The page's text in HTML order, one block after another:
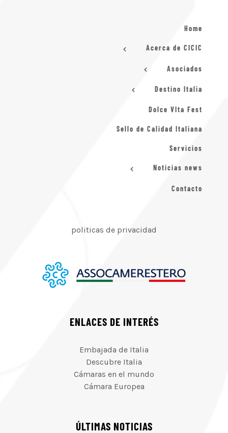
Home
Acerca de CICIC
Asociados
Destino Italia
Dolce VIta Fest
Sello de Calidad Italiana
Servicios
Noticias news
Contacto
politicas de privacidad
ENLACES DE INTERÉS
Embajada de Italia
Descubre Italia
Cámaras en el mundo
Cámara Europea
ÚLTIMAS NOTICIAS